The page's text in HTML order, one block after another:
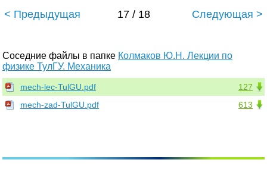
< Предыдущая 17 / 18 Следующая >
Соседние файлы в папке Колмаков Ю.Н. Лекции по
физике ТулГУ. Механика
127
mech-lec-TulGU.pdf
613
mech-zad-TulGU.pdf